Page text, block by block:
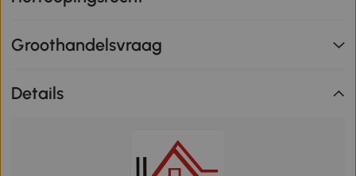
Groothandelsvraag
Details